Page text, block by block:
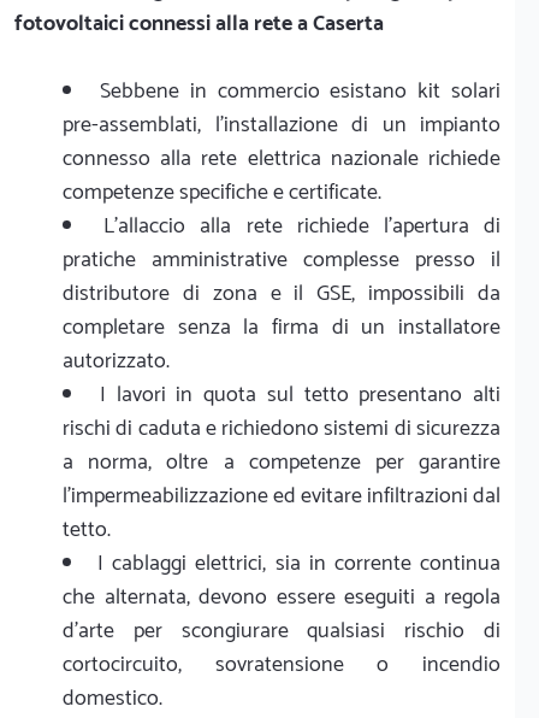
fotovoltaici connessi alla rete a Caserta
Sebbene in commercio esistano kit solari
pre-assemblati, l'installazione di un impianto
connesso alla rete elettrica nazionale richiede
competenze specifiche e certificate.
L'allaccio alla rete richiede l'apertura di
pratiche amministrative complesse presso il
distributore di zona e il GSE, impossibili da
completare senza la firma di un installatore
autorizzato.
I lavori in quota sul tetto presentano alti
rischi di caduta e richiedono sistemi di sicurezza
a norma, oltre a competenze per garantire
l'impermeabilizzazione ed evitare infiltrazioni dal
tetto.
I cablaggi elettrici, sia in corrente continua
che alternata, devono essere eseguiti a regola
d'arte per scongiurare qualsiasi rischio di
cortocircuito, sovratensione o incendio
domestico.